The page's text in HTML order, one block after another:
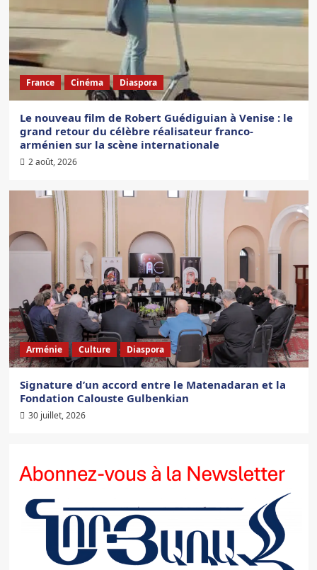
France Cinéma Diaspora
Le nouveau film de Robert Guédiguian à Venise : le
grand retour du célèbre réalisateur franco-
arménien sur la scène internationale
2 août, 2026
Arménie Culture Diaspora
Signature d’un accord entre le Matenadaran et la
Fondation Calouste Gulbenkian
30 juillet, 2026